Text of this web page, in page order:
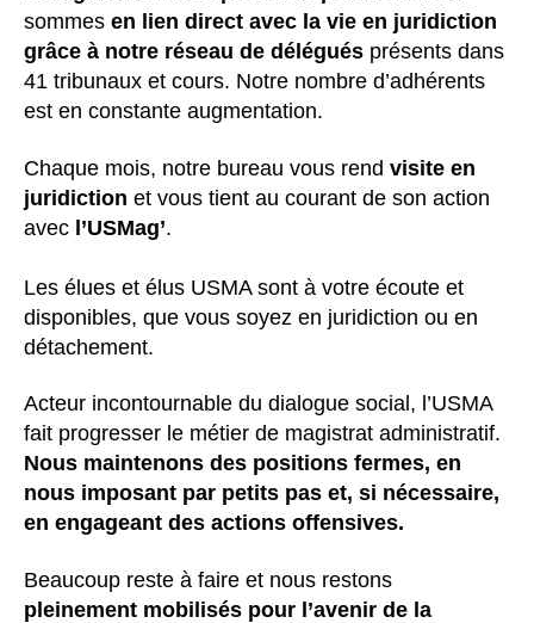
sommes en lien direct avec la vie en juridiction
grâce à notre réseau de délégués présents dans
41 tribunaux et cours. Notre nombre d’adhérents
est en constante augmentation.
Chaque mois, notre bureau vous rend visite en
juridiction et vous tient au courant de son action
avec l’USMag’.
Les élues et élus USMA sont à votre écoute et
disponibles, que vous soyez en juridiction ou en
détachement.
Acteur incontournable du dialogue social, l’USMA
fait progresser le métier de magistrat administratif.
Nous maintenons des positions fermes, en
nous imposant par petits pas et, si nécessaire,
en engageant des actions offensives.
Beaucoup reste à faire et nous restons
pleinement mobilisés pour l’avenir de la